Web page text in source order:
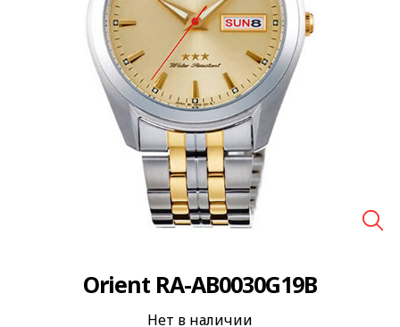
Orient RA-AB0030G19B
Нет в наличии